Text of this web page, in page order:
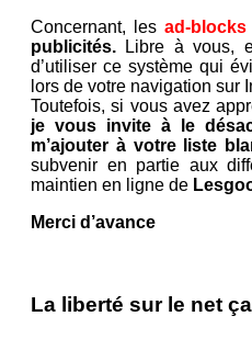
Concernant, les ad-blocks
publicités. Libre à vous,
d’utiliser ce système qui
lors de votre navigation sur
Toutefois, si vous avez
je vous invite à le
m’ajouter à votre liste
subvenir en partie aux
maintien en ligne de
Merci d’avance
La liberté sur le net